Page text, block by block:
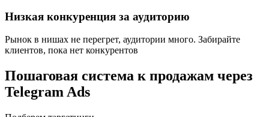
Низкая конкуренция за аудиторию
Рынок в нишах не перегрет, аудитории много. Забирайте
клиентов, пока нет конкурентов
Пошаговая система к продажам через
Telegram Ads